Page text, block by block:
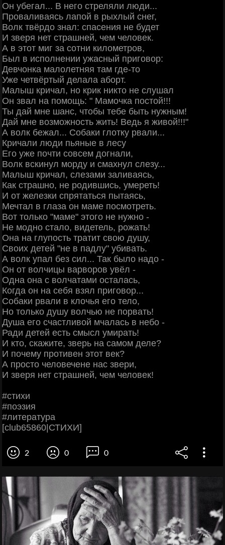
Он убегал... В него стреляли люди...
Проваливаясь лапой в рыхлый снег,
Волк твёрдо знал: спасения не будет
И зверя нет страшней, чем человек.
А в этот миг за сотни километров,
Был в исполнении ужасный приговор:
Девчонка малолетняя там где-то
Уже четвёртый делала аборт.
Малыш кричал, но крик никто не слушал
Он звал на помощь: " Мамочка постой!!!
Ты дай мне шанс, чтобы тебе быть нужным!
Дай мне возможность жить! Ведь я живой!!!"
А волк бежал... Собаки глотку рвали...
Кричали люди пьяные в лесу
Его уже почти совсем догнали,
Волк вскинул морду и смахнул слезу...
Малыш кричал, слезами заливаясь,
Как страшно, не родившись, умереть!
И от железки спрятаться пытаясь,
Мечтал в глаза он маме посмотреть.
Вот только "маме" этого не нужно -
Не модно стало, видетель, рожать!
Она на глупость тратит свою душу,
Своих детей "не в падлу" убивать.
А волк упал без сил... Так было надо -
Он от волчицы варворов увёл -
Одна она с волчатами осталась,
Когда он на себя взял приговор...
Собаки рвали в клочья его тело,
Но только душу волчью не порвать!
Душа его счастливой мчалась в небо -
Ради детей есть смысл умирать!
И кто, скажите, зверь на самом деле?
И почему противен этот век?
А просто человечене нас звери,
И зверя нет страшней, чем человек!
#стихи
#поэзия
#литература
[club65860|СТИХИ]
2 0 0